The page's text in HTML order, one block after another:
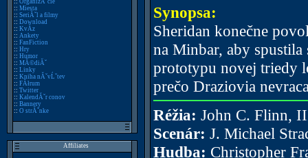
:: OrganizĂˇcie
:: Miesta
:: SeriĂˇl a filmy
:: Download
:: KvĂ­z
:: Ankety
:: FanFiction
:: Hry
:: Humor
:: MĂ©diĂˇ
:: Linky
:: Kniha nĂˇvĹˇtev
:: FĂłrum
:: Twitter
:: KalendĂˇr conov
:: Bannery
:: O strĂˇnke
Affiliates
Synopsa:
Sheridan konečne
na Minbar, aby
prototypu novej triedy
prečo Draziovia
Réžia: John C. Flinn,
Scenár: J. Michael
Hudba: Christopher